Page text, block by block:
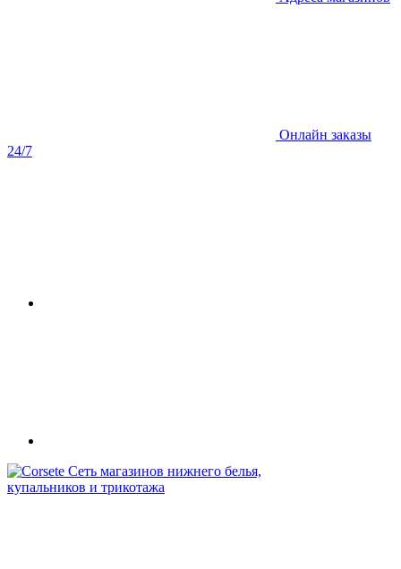
Онлайн заказы
24/7
Сеть магазинов нижнего белья,
купальников и трикотажа